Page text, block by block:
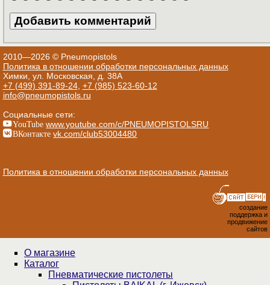
2010—2026 © Pneumopistols
Политика в отношении обработки персональных данных
Химки, ул. Московская, д. 38А
+7 (499) 391-89-24, +7 (985) 523-60-12
info@pneumopistols.ru
Социальные сети:
YouTube www.youtube.com/c/PNEUMOPISTOLSRU
ВКонтакте vk.com/club53004480
Политика в отношении обработки персональных данных
создание
поддержка и
продвижение
сайтов
О магазине
Каталог
Пнев­ма­ти­чес­кие пистолеты